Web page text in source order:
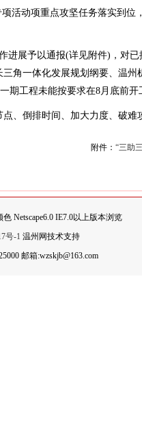
动项重点攻坚任务落实到位
展予以通报(详见附件)，对已
角一体化发展规划纲要、温
期工程未能按要求在8月底前
倒排时间、加大力度、破难
附件： “三助
Netscape6.0 IE7.0以上版本浏览
号-1 温州网技术支持
邮箱:wzskjb@163.com